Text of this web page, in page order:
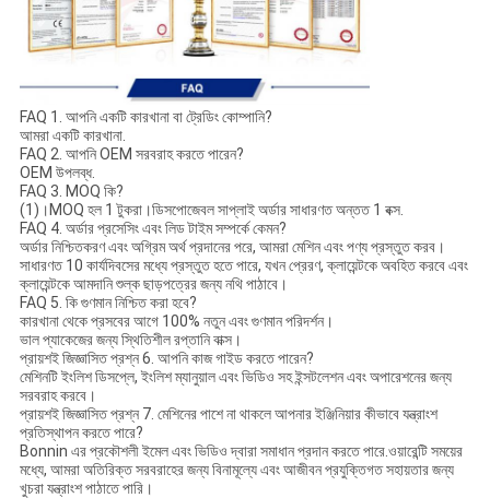
FAQ 1. আপনি একটি কারখানা বা ট্রেডিং কোম্পানি?
আমরা একটি কারখানা.
FAQ 2. আপনি OEM সরবরাহ করতে পারেন?
OEM উপলব্ধ.
FAQ 3. MOQ কি?
(1)।MOQ হল 1 টুকরা।ডিসপোজেবল সাপ্লাই অর্ডার সাধারণত অন্তত 1 বক্স.
FAQ 4. অর্ডার প্রসেসিং এবং লিড টাইম সম্পর্কে কেমন?
অর্ডার নিশ্চিতকরণ এবং অগ্রিম অর্থ প্রদানের পরে, আমরা মেশিন এবং পণ্য প্রস্তুত করব।
সাধারণত 10 কার্যদিবসের মধ্যে প্রস্তুত হতে পারে, যখন প্রেরণ, ক্লায়েন্টকে অবহিত করবে এবং
ক্লায়েন্টকে আমদানি শুল্ক ছাড়পত্রের জন্য নথি পাঠাবে।
FAQ 5. কি গুণমান নিশ্চিত করা হবে?
কারখানা থেকে প্রসবের আগে 100% নতুন এবং গুণমান পরিদর্শন।
ভাল প্যাকেজের জন্য স্থিতিশীল রপ্তানি বাক্স।
প্রায়শই জিজ্ঞাসিত প্রশ্ন 6. আপনি কাজ গাইড করতে পারেন?
মেশিনটি ইংলিশ ডিসপ্লে, ইংলিশ ম্যানুয়াল এবং ভিডিও সহ ইন্সটলেশন এবং অপারেশনের জন্য
সরবরাহ করবে।
প্রায়শই জিজ্ঞাসিত প্রশ্ন 7. মেশিনের পাশে না থাকলে আপনার ইঞ্জিনিয়ার কীভাবে যন্ত্রাংশ
প্রতিস্থাপন করতে পারে?
Bonnin এর প্রকৌশলী ইমেল এবং ভিডিও দ্বারা সমাধান প্রদান করতে পারে.ওয়ারেন্টি সময়ের
মধ্যে, আমরা অতিরিক্ত সরবরাহের জন্য বিনামূল্যে এবং আজীবন প্রযুক্তিগত সহায়তার জন্য
খুচরা যন্ত্রাংশ পাঠাতে পারি।